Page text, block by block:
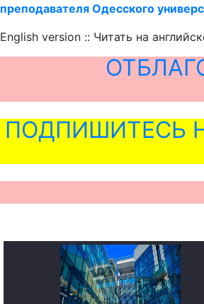
преподавателя Одесского
English version :: Читать на
ПОДПИШИТЕСЬ